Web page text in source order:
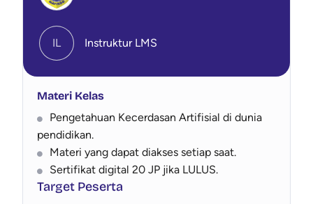
IL Instruktur LMS
Materi Kelas
Pengetahuan Kecerdasan Artifisial di dunia
pendidikan.
Materi yang dapat diakses setiap saat.
Sertifikat digital 20 JP jika LULUS.
Target Peserta